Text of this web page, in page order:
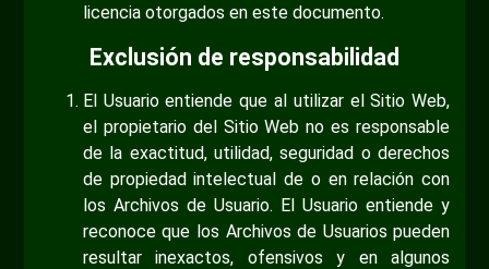
licencia otorgados en este documento.
Exclusión de responsabilidad
El Usuario entiende que al utilizar el Sitio Web,
el propietario del Sitio Web no es responsable
de la exactitud, utilidad, seguridad o derechos
de propiedad intelectual de o en relación con
los Archivos de Usuario. El Usuario entiende y
reconoce que los Archivos de Usuarios pueden
resultar inexactos, ofensivos y en algunos